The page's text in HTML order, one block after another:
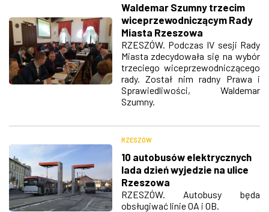
Waldemar Szumny trzecim
wiceprzewodniczącym Rady
Miasta Rzeszowa
RZESZÓW. Podczas IV sesji Rady
Miasta zdecydowała się na wybór
trzeciego wiceprzewodniczącego
rady. Został nim radny Prawa i
Sprawiedliwości, Waldemar
Szumny.
RZESZÓW
10 autobusów elektrycznych
lada dzień wyjedzie na ulice
Rzeszowa
RZESZÓW. Autobusy będa
obsługiwać linie 0A i 0B.